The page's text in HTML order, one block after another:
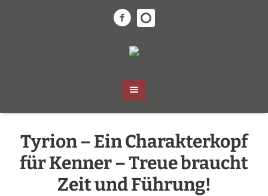
Tyrion – Ein Charakterkopf
für Kenner – Treue braucht
Zeit und Führung!